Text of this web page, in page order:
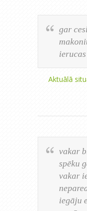
gar
Aktuālā
vakar
spēku
vakar
iegāju